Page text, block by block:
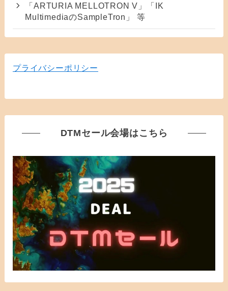
「ARTURIA MELLOTRON V」「IK
MultimediaのSampleTron」 等
プライバシーポリシー
DTMセール会場はこちら